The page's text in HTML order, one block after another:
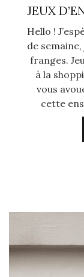
JEUX
Hello !
de
franges.
à la
vous
cette